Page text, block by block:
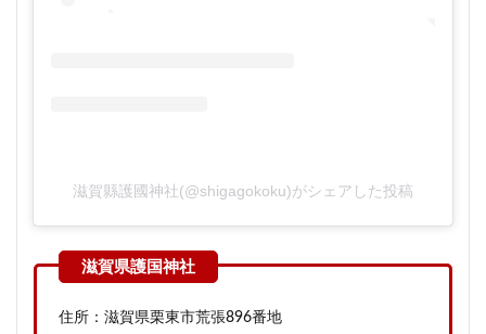
滋賀縣護國神社(@shigagokoku)がシェアした投稿
住所：滋賀県栗東市荒張896番地